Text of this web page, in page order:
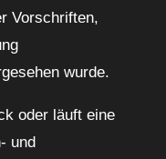
Vorschriften,
wurde.
oder läuft eine
und